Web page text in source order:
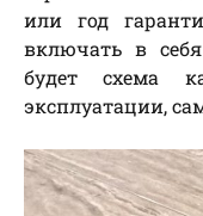
или год
включать в
будет схема
эксплуатации,